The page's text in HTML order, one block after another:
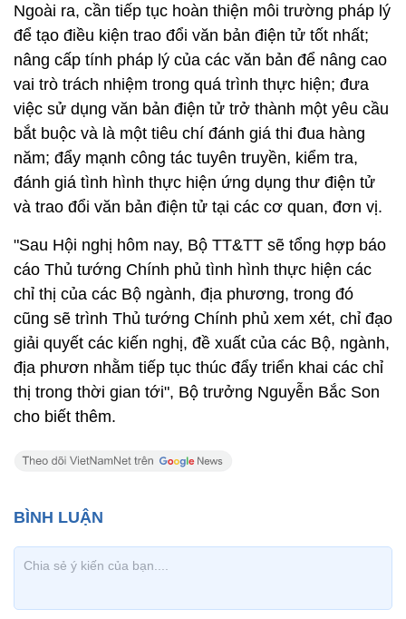
Ngoài ra, cần tiếp tục hoàn thiện môi trường pháp lý
để tạo điều kiện trao đổi văn bản điện tử tốt nhất;
nâng cấp tính pháp lý của các văn bản để nâng cao
vai trò trách nhiệm trong quá trình thực hiện; đưa
việc sử dụng văn bản điện tử trở thành một yêu cầu
bắt buộc và là một tiêu chí đánh giá thi đua hàng
năm; đẩy mạnh công tác tuyên truyền, kiểm tra,
đánh giá tình hình thực hiện ứng dụng thư điện tử
và trao đổi văn bản điện tử tại các cơ quan, đơn vị.
"Sau Hội nghị hôm nay, Bộ TT&TT sẽ tổng hợp báo
cáo Thủ tướng Chính phủ tình hình thực hiện các
chỉ thị của các Bộ ngành, địa phương, trong đó
cũng sẽ trình Thủ tướng Chính phủ xem xét, chỉ đạo
giải quyết các kiến nghị, đề xuất của các Bộ, ngành,
địa phươn nhằm tiếp tục thúc đẩy triển khai các chỉ
thị trong thời gian tới", Bộ trưởng Nguyễn Bắc Son
cho biết thêm.